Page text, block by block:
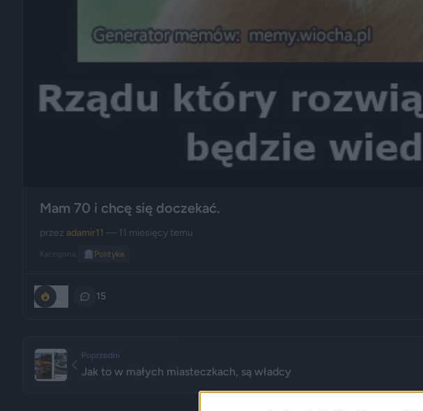
Mam 70 i chcę się doczekać.
przez adamir11 — 11 miesięcy temu
Kategoria: 🏛️ Polityka
15
Poprzedni
Jak to w małych miasteczkach, są władcy